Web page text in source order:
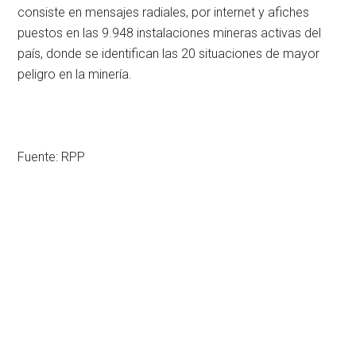
consiste en mensajes radiales, por internet y afiches
puestos en las 9.948 instalaciones mineras activas del
país, donde se identifican las 20 situaciones de mayor
peligro en la minería.
Fuente: RPP